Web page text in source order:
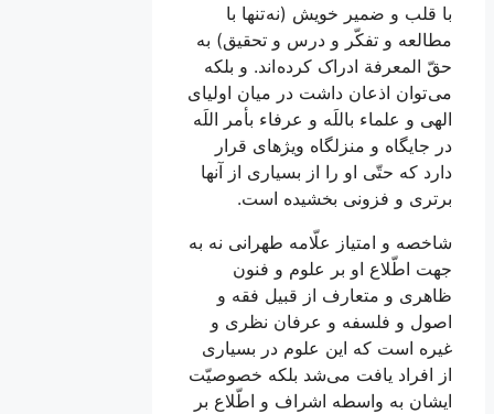
با قلب و ضمير خويش (نه تنها با
مطالعه و تفكّر و درس و تحقيق) به
حقّ المعرفة ادراک كرده اند. و بلكه
می توان اذعان داشت در ميان اولياى
الهى و علماء باللَه و عرفاء بأمر اللَه
در جايگاه و منزلگاه ويژه‏اى قرار
دارد كه حتّى او را از بسيارى از آنها
برترى و فزونى بخشيده است.
شاخصه و امتياز علّامه طهرانى نه به
جهت اطّلاع او بر علوم و فنون
ظاهرى و متعارف از قبيل فقه و
اصول و فلسفه و عرفان نظرى و
غيره است كه اين علوم در بسيارى
از افراد يافت می‌‏شد بلکه خصوصيّت
ايشان به واسطه اشراف و اطّلاع بر